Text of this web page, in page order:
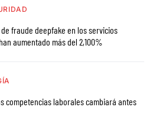
fraude deepfake en los servicios
aumentado más del 2,100%
competencias laborales cambiará antes